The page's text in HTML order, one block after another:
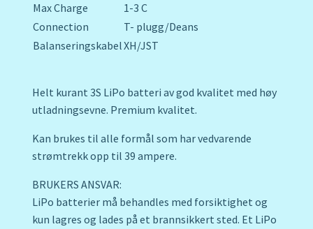
Max Charge
1-3 C
Connection
T- plugg/Deans
BalanseringskabelXH/JST
Helt kurant 3S LiPo batteri av god kvalitet med høy
utladningsevne. Premium kvalitet.
Kan brukes til alle formål som har vedvarende
strømtrekk opp til 39 ampere.
BRUKERS ANSVAR:
LiPo batterier må behandles med forsiktighet og
kun lagres og lades på et brannsikkert sted. Et LiPo